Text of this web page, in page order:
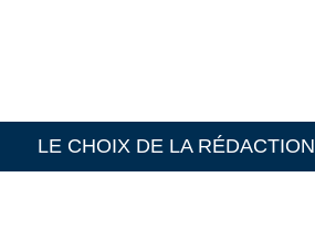
LE CHOIX DE LA RÉDACTION